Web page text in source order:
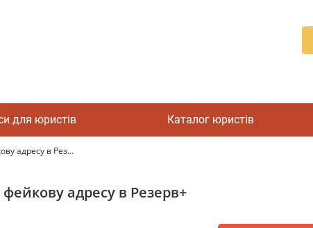
для юристів Каталог юристів
адресу в Рез...
адресу в Резерв+